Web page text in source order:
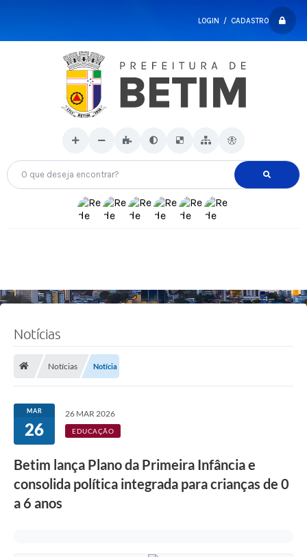
LOGIN / CADASTRO
O que deseja encontrar?
Notícias
Notícias Notícia
MAR
26
26 MAR 2026
EDUCAÇÃO
Betim lança Plano da Primeira Infância e
consolida política integrada para crianças de 0
a 6 anos